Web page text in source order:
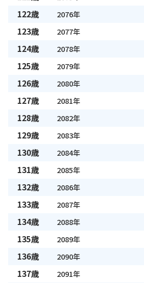
122歳 2076年
123歳 2077年
124歳 2078年
125歳 2079年
126歳 2080年
127歳 2081年
128歳 2082年
129歳 2083年
130歳 2084年
131歳 2085年
132歳 2086年
133歳 2087年
134歳 2088年
135歳 2089年
136歳 2090年
137歳 2091年